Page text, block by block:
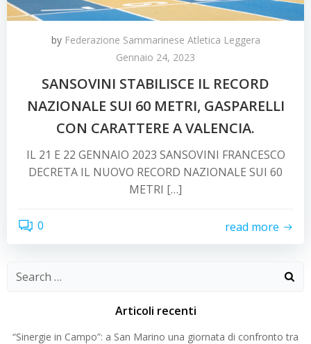
by Federazione Sammarinese Atletica Leggera
Gennaio 24, 2023
SANSOVINI STABILISCE IL RECORD
NAZIONALE SUI 60 METRI, GASPARELLI
CON CARATTERE A VALENCIA.
IL 21 E 22 GENNAIO 2023 SANSOVINI FRANCESCO
DECRETA IL NUOVO RECORD NAZIONALE SUI 60
METRI […]
0 read more
Search
Articoli recenti
“Sinergie in Campo”: a San Marino una giornata di confronto tra